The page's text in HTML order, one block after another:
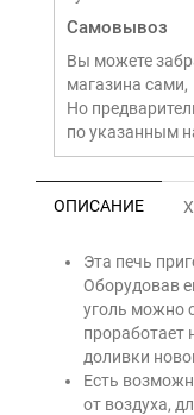
Самовывоз
Вы можете
магазина сами,
Но
по указанным
ОПИСАНИЕ
Эта печь
Оборудовав
уголь можно
проработает
доливки
Есть
от воздуха,